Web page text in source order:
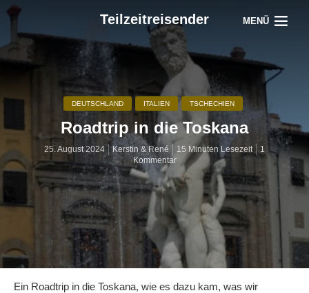
Teilzeitreisender MENÜ
DEUTSCHLAND ITALIEN TSCHECHIEN
Roadtrip in die Toskana
25. August 2024 Kerstin & René 15 Minuten Lesezeit
1
Kommentar
Ein Roadtrip in die Toskana, wie es dazu kam, was wir